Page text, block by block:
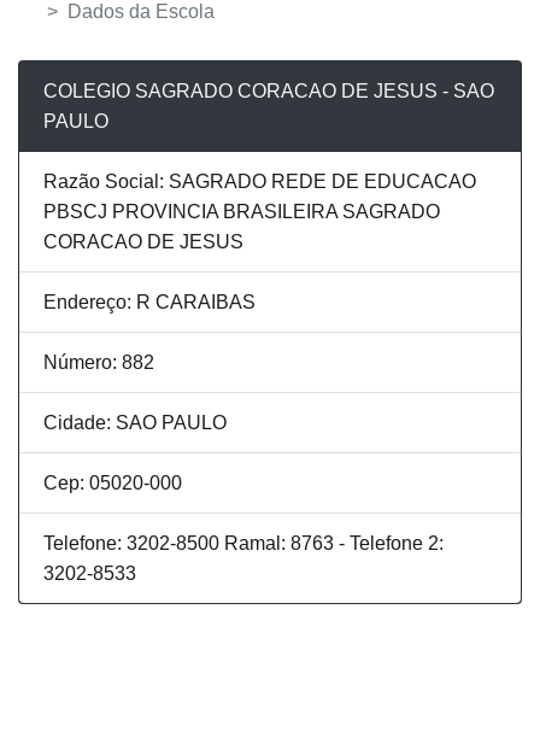
Dados da Escola
COLEGIO SAGRADO CORACAO DE JESUS - SAO
PAULO
Razão Social: SAGRADO REDE DE EDUCACAO
PBSCJ PROVINCIA BRASILEIRA SAGRADO
CORACAO DE JESUS
Endereço: R CARAIBAS
Número: 882
Cidade: SAO PAULO
Cep: 05020-000
Telefone: 3202-8500 Ramal: 8763 - Telefone 2:
3202-8533